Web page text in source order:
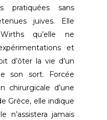
pratiquées sans
juives. Elle
qu’elle ne
et
d’ôter la vie d’un
son sort. Forcée
chirurgicale d’une
Grèce, elle indique
n’assistera jamais